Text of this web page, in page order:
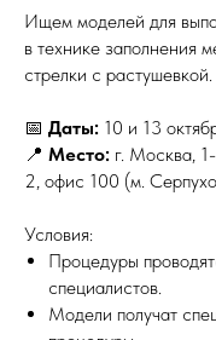
Ищем моделей для
в технике заполнения
стрелки с растушевкой.
📅 Даты: 10 и 13
📍 Место: г. Москва,
2, офис 100 (м.
Условия:
Процедуры
специалистов.
Модели получат